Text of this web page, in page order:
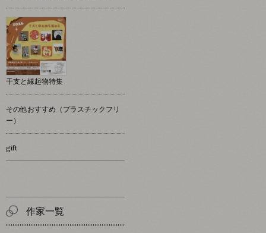
干支と縁起物特集
その他おすすめ（プラスチックフリ
ー）
gift
作家一覧